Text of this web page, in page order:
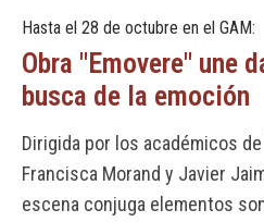
ETAPA
CREACIÓNE
Hasta el 28 de octubre en el GAM:
Obra "Emovere" une
busca de la emoción
Dirigida por los académicos
Francisca Morand y Javier
escena conjuga elementos